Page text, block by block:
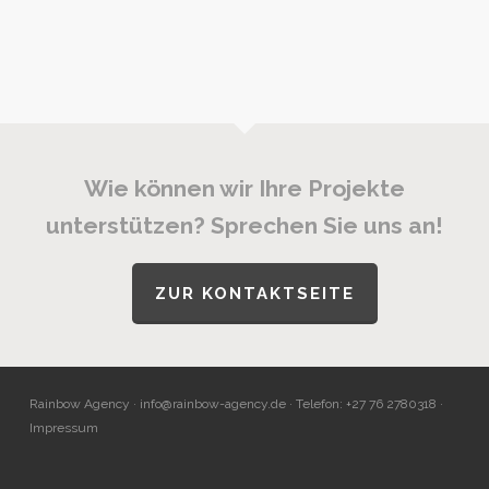
Wie können wir Ihre Projekte
unterstützen? Sprechen Sie uns an!
ZUR KONTAKTSEITE
Rainbow Agency · info@rainbow-agency.de· Telefon: +27 76 2780318 ·
Impressum